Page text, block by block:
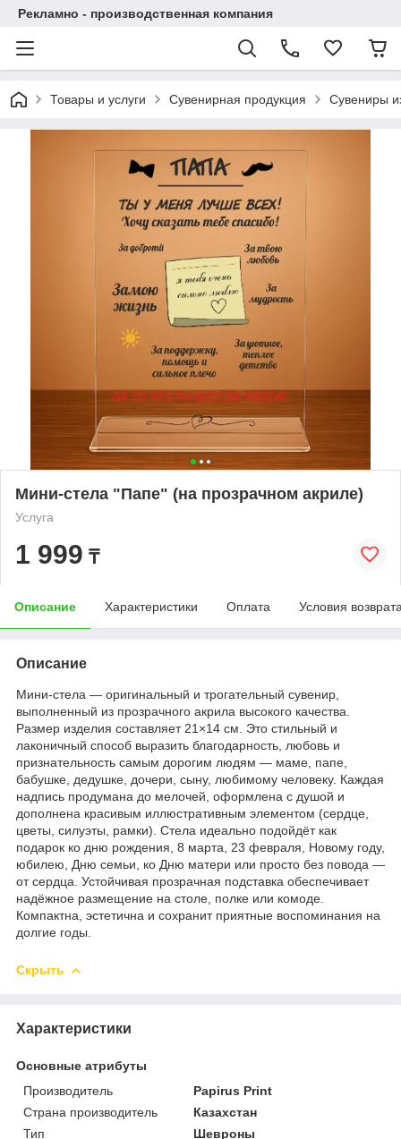
Рекламно - производственная компания
Товары и услуги Сувенирная продукция Сувениры
Мини-стела "Папе" (на прозрачном акриле)
Услуга
1 999 ₸
Описание Характеристики Оплата Условия
Описание
Мини-стела — оригинальный и трогательный сувенир,
выполненный из прозрачного акрила высокого качества.
Размер изделия составляет 21×14 см. Это стильный и
лаконичный способ выразить благодарность, любовь и
признательность самым дорогим людям — маме, папе,
бабушке, дедушке, дочери, сыну, любимому человеку. Каждая
надпись продумана до мелочей, оформлена с душой и
дополнена красивым иллюстративным элементом (сердце,
цветы, силуэты, рамки). Стела идеально подойдёт как
подарок ко дню рождения, 8 марта, 23 февраля, Новому году,
юбилею, Дню семьи, ко Дню матери или просто без повода —
от сердца. Устойчивая прозрачная подставка обеспечивает
надёжное размещение на столе, полке или комоде.
Компактна, эстетична и сохранит приятные воспоминания на
долгие годы.
Скрыть
Характеристики
Основные атрибуты
Производитель
Papirus Print
Страна производитель
Казахстан
Тип
Шевроны